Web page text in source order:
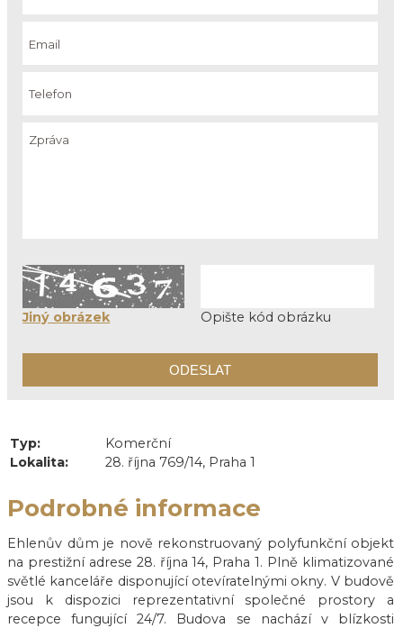
Jiný obrázek Opište kód obrázku
Typ:
Komerční
Lokalita:
28. října 769/14, Praha 1
Podrobné informace
Ehlenův dům je nově rekonstruovaný polyfunkční objekt
na prestižní adrese 28. října 14, Praha 1. Plně klimatizované
světlé kanceláře disponující otevíratelnými okny. V budově
jsou k dispozici reprezentativní společné prostory a
recepce fungující 24/7. Budova se nachází v blízkosti